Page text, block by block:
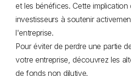
et les bénéfices. Cette
investisseurs à soutenir
l'entreprise.
Pour éviter de perdre une partie
votre entreprise, découvrez les
de fonds non dilutive.